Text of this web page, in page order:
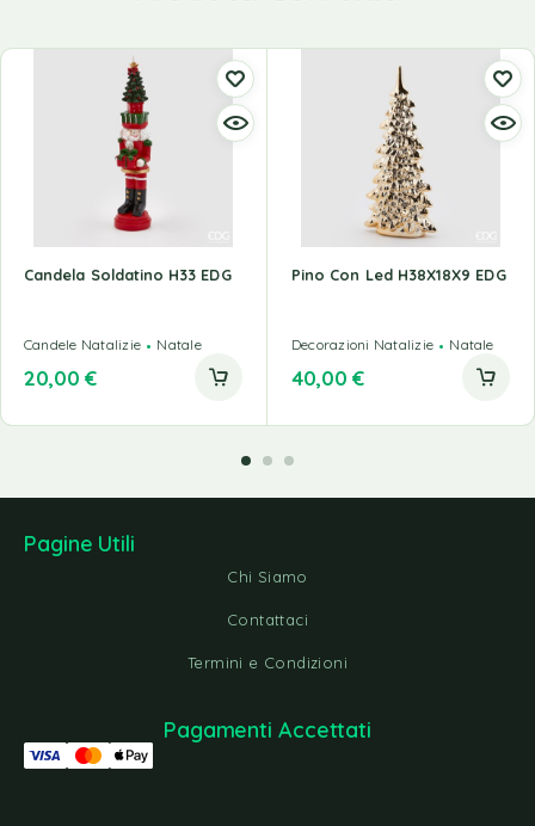
Candela Soldatino H33 EDG
Candele Natalizie Natale
20,00 €
Pino Con Led H38X18X9 EDG
Decorazioni Natalizie Natale
40,00 €
Pagine Utili
Chi Siamo
Contattaci
Termini e Condizioni
Pagamenti Accettati